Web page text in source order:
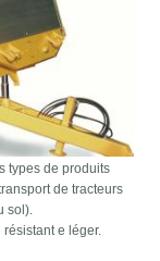
types de produits
de tracteurs
sol).
e léger.